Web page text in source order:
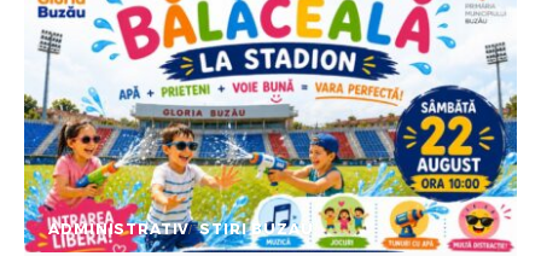
ADMINISTRATIV STIRI BUZAU